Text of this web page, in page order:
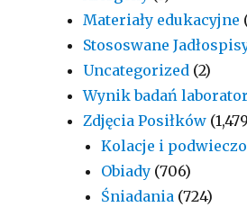
Materiały edukacyjne
Stososwane
Uncategorized (2)
Wynik badań
Zdjęcia Posiłków
Kolacje i
Obiady (706)
Śniadania (724)